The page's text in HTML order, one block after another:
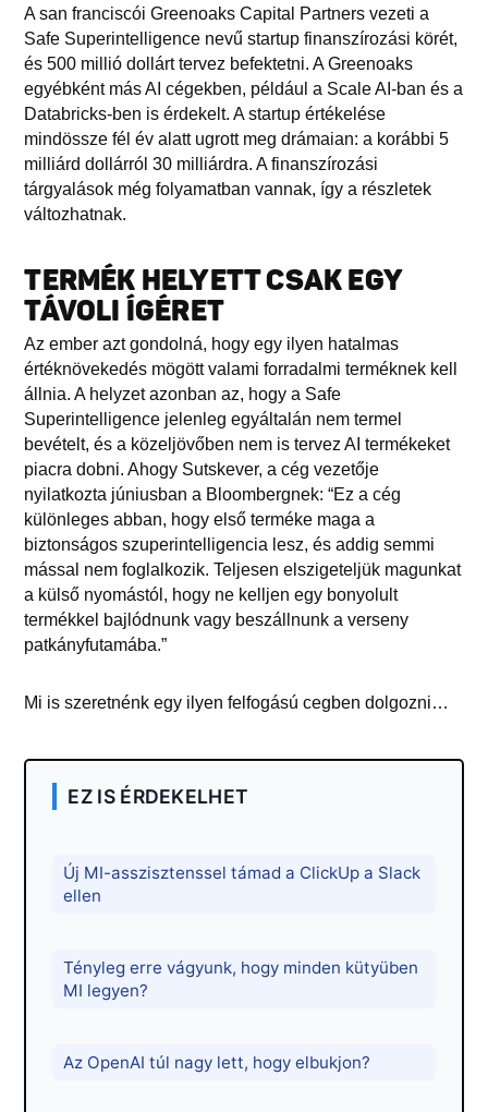
A san franciscói Greenoaks Capital Partners vezeti a
Safe Superintelligence nevű startup finanszírozási körét,
és 500 millió dollárt tervez befektetni. A Greenoaks
egyébként más AI cégekben, például a Scale AI-ban és a
Databricks-ben is érdekelt. A startup értékelése
mindössze fél év alatt ugrott meg drámaian: a korábbi 5
milliárd dollárról 30 milliárdra. A finanszírozási
tárgyalások még folyamatban vannak, így a részletek
változhatnak.
TERMÉK HELYETT CSAK EGY
TÁVOLI ÍGÉRET
Az ember azt gondolná, hogy egy ilyen hatalmas
értéknövekedés mögött valami forradalmi terméknek kell
állnia. A helyzet azonban az, hogy a Safe
Superintelligence jelenleg egyáltalán nem termel
bevételt, és a közeljövőben nem is tervez AI termékeket
piacra dobni. Ahogy Sutskever, a cég vezetője
nyilatkozta júniusban a Bloombergnek: “Ez a cég
különleges abban, hogy első terméke maga a
biztonságos szuperintelligencia lesz, és addig semmi
mással nem foglalkozik. Teljesen elszigeteljük magunkat
a külső nyomástól, hogy ne kelljen egy bonyolult
termékkel bajlódnunk vagy beszállnunk a verseny
patkányfutamába.”
Mi is szeretnénk egy ilyen felfogású cegben dolgozni…
EZ IS ÉRDEKELHET
Új MI-asszisztenssel támad a ClickUp a Slack
ellen
Tényleg erre vágyunk, hogy minden kütyüben
MI legyen?
Az OpenAI túl nagy lett, hogy elbukjon?